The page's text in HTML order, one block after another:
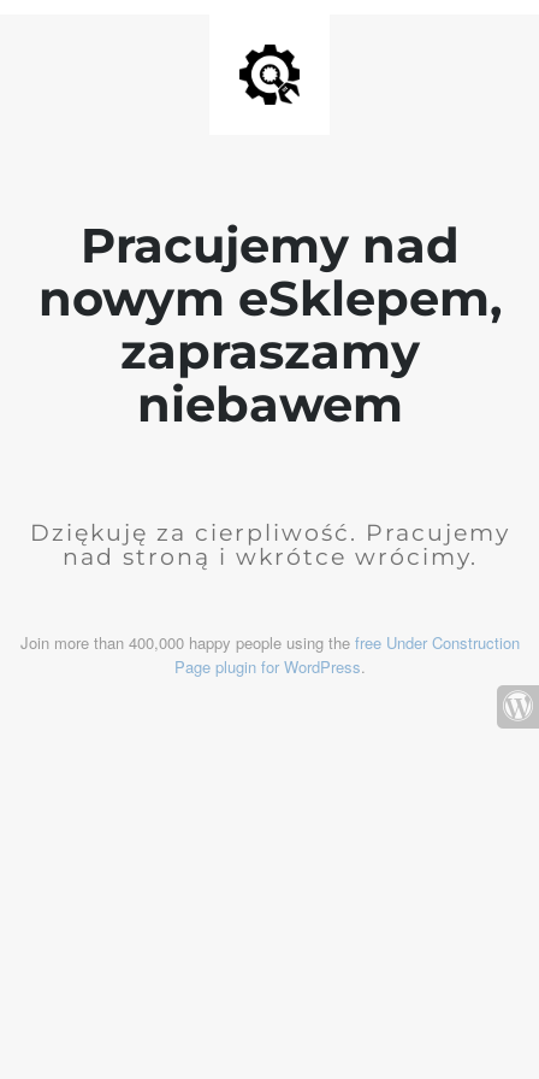
Pracujemy nad
nowym eSklepem,
zapraszamy
niebawem
Dziękuję za cierpliwość. Pracujemy
nad stroną i wkrótce wrócimy.
Join more than 400,000 happy people using the free Under Construction
Page plugin for WordPress.